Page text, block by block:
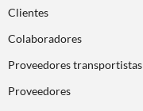
Clientes
Colaboradores
Proveedores transportistas
Proveedores